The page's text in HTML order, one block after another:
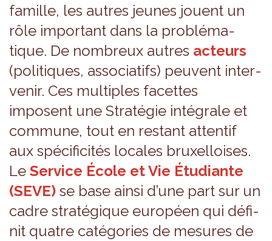
famille, les autres jeunes jouent un
rôle impor­tant dans la pro­blé­ma­
tique. De nom­breux autres acteurs
(poli­tiques, asso­cia­tifs) peuvent inter­
ve­nir. Ces mul­tiples facettes
imposent une Stra­té­gie inté­grale et
com­mune, tout en res­tant atten­tif
aux spé­ci­fi­ci­tés locales bruxel­loises.
Le Ser­vice École et Vie Étu­diante
(SEVE) se base ainsi d’une part sur un
cadre stra­té­gique euro­péen qui défi­
nit quatre caté­go­ries de mesures de